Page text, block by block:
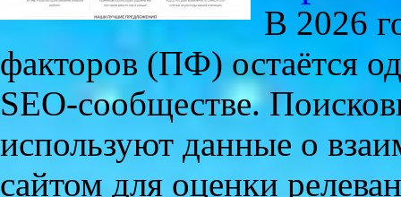
В 2026
факторов (ПФ) остаётся
SEO-сообществе.
используют данные о
сайтом для оценки